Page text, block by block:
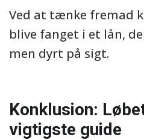
Ved at tænke fremad
blive fanget i et lån,
men dyrt på sigt.
Konklusion:
vigtigste guide